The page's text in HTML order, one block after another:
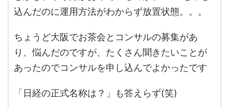
込んだのに運用方法がわからず放置状態。。。
ちょうど大阪でお茶会とコンサルの募集があ
り、悩んだのですが、たくさん聞きたいことが
あったのでコンサルを申し込んでよかったです
「日経の正式名称は？」も答えらず(笑)